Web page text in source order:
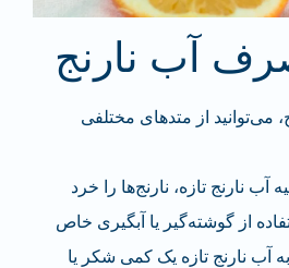
آب نارنج
می‌توانید از متد‌های مختلفی
آب نارنج تازه، نارنج‌ها را خرد
از گوشته‌گیر یا آبگیری خاص
به آب نارنج تازه یک کمی شکر یا